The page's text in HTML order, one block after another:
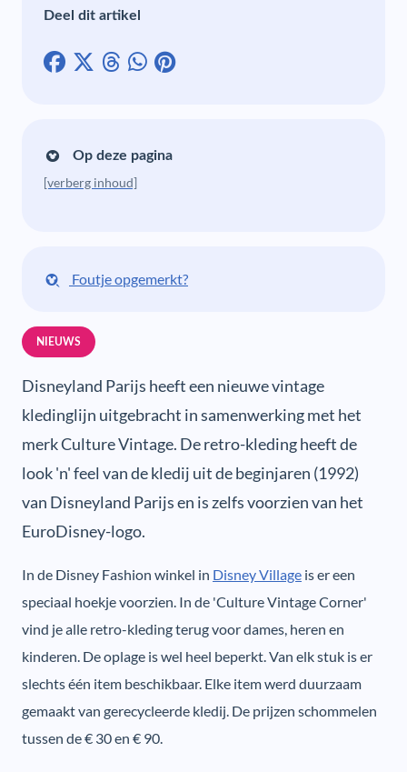
Deel dit artikel
Op deze pagina
[verberg inhoud]
Foutje opgemerkt?
NIEUWS
Disneyland Parijs heeft een nieuwe vintage
kledinglijn uitgebracht in samenwerking met het
merk Culture Vintage. De retro-kleding heeft de
look 'n' feel van de kledij uit de beginjaren (1992)
van Disneyland Parijs en is zelfs voorzien van het
EuroDisney-logo.
In de Disney Fashion winkel in Disney Village is er een
speciaal hoekje voorzien. In de 'Culture Vintage Corner'
vind je alle retro-kleding terug voor dames, heren en
kinderen. De oplage is wel heel beperkt. Van elk stuk is er
slechts één item beschikbaar. Elke item werd duurzaam
gemaakt van gerecycleerde kledij. De prijzen schommelen
tussen de € 30 en € 90.